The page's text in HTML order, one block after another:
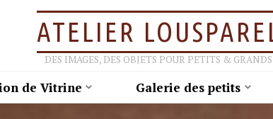
ATELIER LOUSPAREL
DES IMAGES, DES OBJETS POUR PETITS & GRANDS
de Vitrine Galerie des petits